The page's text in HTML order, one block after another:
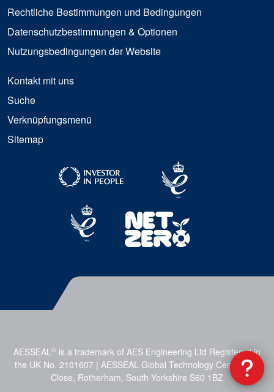
Rechtliche Bestimmungen und Bedingungen
Datenschutzbestimmungen & Optionen
Nutzungsbedingungen der Website
Kontakt mit uns
Suche
Verknüpfungsmenü
Sitemap
AESSEAL ® is a trademark of AES Engineering Ltd Registered in
the UK No. 2101607 | AESSEAL Global Technology Centre, Mill
Close, Rotherham, South Yorkshire S60 1BZ